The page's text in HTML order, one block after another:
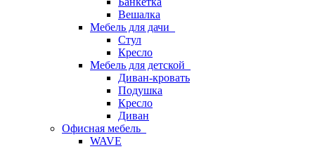
Вешалка
Мебель для дачи
Стул
Кресло
Мебель для детской
Диван-кровать
Подушка
Кресло
Диван
Офисная мебель
WAVE